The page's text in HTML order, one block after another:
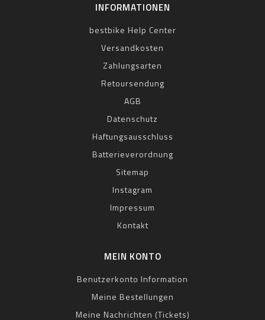
INFORMATIONEN
bestbike Help Center
Versandkosten
Zahlungsarten
Retoursendung
AGB
Datenschutz
Haftungsausschluss
Batterieverordnung
Sitemap
Instagram
Impressum
Kontakt
MEIN KONTO
Benutzerkonto Information
Meine Bestellungen
Meine Nachrichten (Tickets)